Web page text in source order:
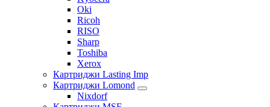
Oki
Ricoh
RISO
Sharp
Toshiba
Xerox
Картриджи Lasting Imp
Картриджи Lomond
Nixdorf